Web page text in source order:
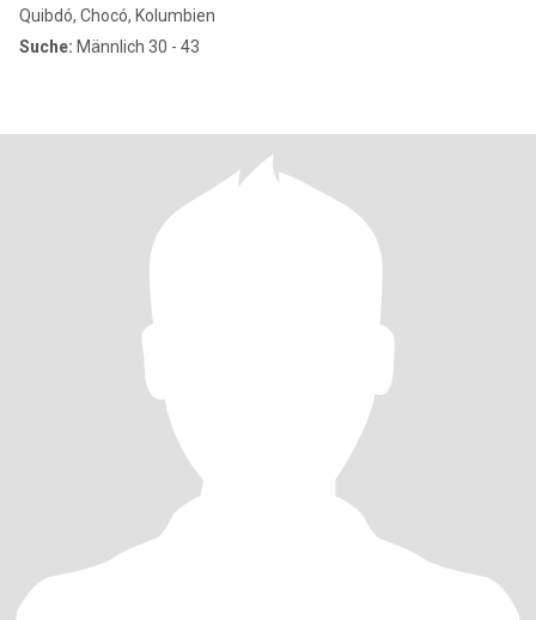
Quibdó, Chocó, Kolumbien
Suche: Männlich 30 - 43